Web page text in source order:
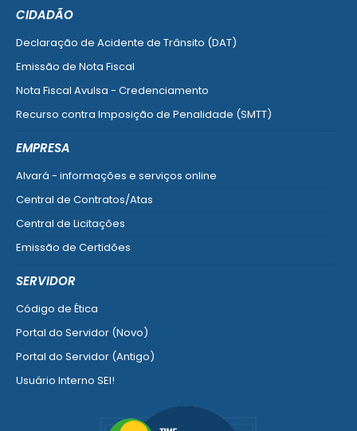
CIDADÃO
Declaração de Acidente de Trânsito (DAT)
Emissão de Nota Fiscal
Nota Fiscal Avulsa - Credenciamento
Recurso contra Imposição de Penalidade (SMTT)
EMPRESA
Alvará - informações e serviços online
Central de Contratos/Atas
Central de Licitações
Emissão de Certidões
SERVIDOR
Código de Ética
Portal do Servidor (Novo)
Portal do Servidor (Antigo)
Usuário Interno SEI!